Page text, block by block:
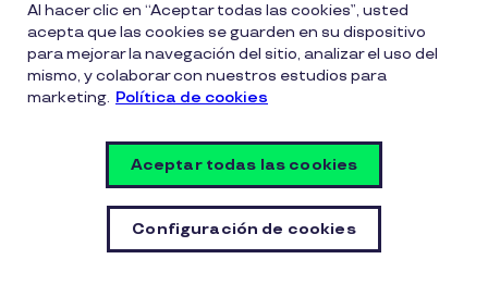
consumidores.uy@pluxeegroup.com
Centro de reclamos
Política de Cookies Políticas de privacidad
Configuración de cookies
Al hacer clic en “Aceptar todas las cookies”, usted
acepta que las cookies se guarden en su dispositivo
para mejorar la navegación del sitio, analizar el uso del
mismo, y colaborar con nuestros estudios para
marketing. Política de cookies
Configuración de cookies
Aceptar todas las cookies